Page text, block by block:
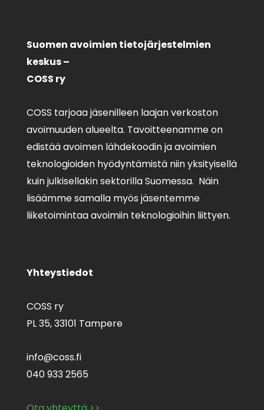
Suomen avoimien tietojärjestelmien
keskus –
COSS ry
COSS tarjoaa jäsenilleen laajan verkoston
avoimuuden alueelta. Tavoitteenamme on
edistää avoimen lähdekoodin ja avoimien
teknologioiden hyödyntämistä niin yksityisellä
kuin julkisellakin sektorilla Suomessa. Näin
lisäämme samalla myös jäsentemme
liiketoimintaa avoimiin teknologioihin liittyen.
Yhteystiedot
COSS ry
PL 35,33101 Tampere
info@coss.fi
040 933 2565